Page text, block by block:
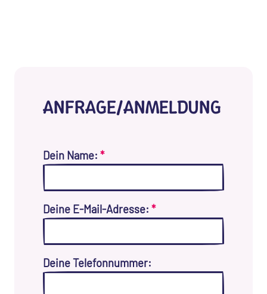
ANFRAGE/ANMELDUNG
Dein Name: *
Deine E-Mail-Adresse: *
Deine Telefonnummer: